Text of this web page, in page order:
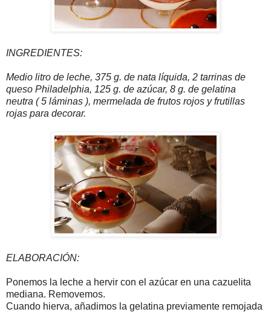
INGREDIENTES:
Medio litro de leche, 375 g. de nata líquida, 2 tarrinas de
queso Philadelphia, 125 g. de azúcar, 8 g. de gelatina
neutra ( 5 láminas ), mermelada de frutos rojos y frutillas
rojas para decorar.
ELABORACIÓN:
Ponemos la leche a hervir con el azúcar en una cazuelita
mediana. Removemos.
Cuando hierva, añadimos la gelatina previamente remojada